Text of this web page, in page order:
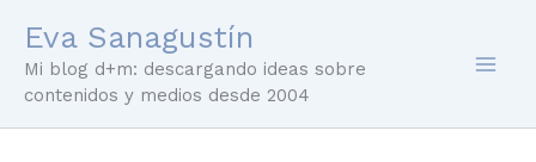
contenido
Eva Sanagustín
Mi blog d+m: descargando ideas sobre
contenidos y medios desde 2004